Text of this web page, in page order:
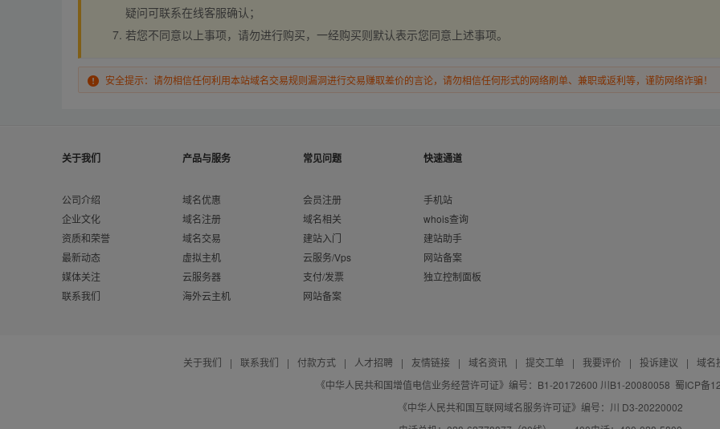
疑问可联系在线客服确认；
若您不同意以上事项，请勿进行购买，一经购买则默认表示您同意上述事项。
安全提示：请勿相信任何利用本站域名交易规则漏洞进行交易赚取差价的言论，请勿相信任何形式的网络刷单、兼职或返利等，谨防网络诈骗！
关于我们
公司介绍
企业文化
资质和荣誉
最新动态
媒体关注
联系我们
产品与服务
域名优惠
域名注册
域名交易
虚拟主机
云服务器
海外云主机
常见问题
会员注册
域名相关
建站入门
云服务/Vps
支付/发票
网站备案
快速通道
手机站
whois查询
建站助手
网站备案
独立控制面板
关于我们 | 联系我们 | 付款方式 | 人才招聘 | 友情链接 | 域名资讯 | 提交工单 | 我要评价 | 投诉建议 |
域名
《中华人民共和国增值电信业务经营许可证》编号：B1-20172600 川B1-20080058 蜀ICP备
《中华人民共和国互联网域名服务许可证》编号：川 D3-20220002